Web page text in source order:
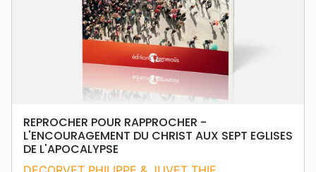
REPROCHER POUR RAPPROCHER -
L'ENCOURAGEMENT DU CHRIST AUX SEPT EGLISES
DE L'APOCALYPSE